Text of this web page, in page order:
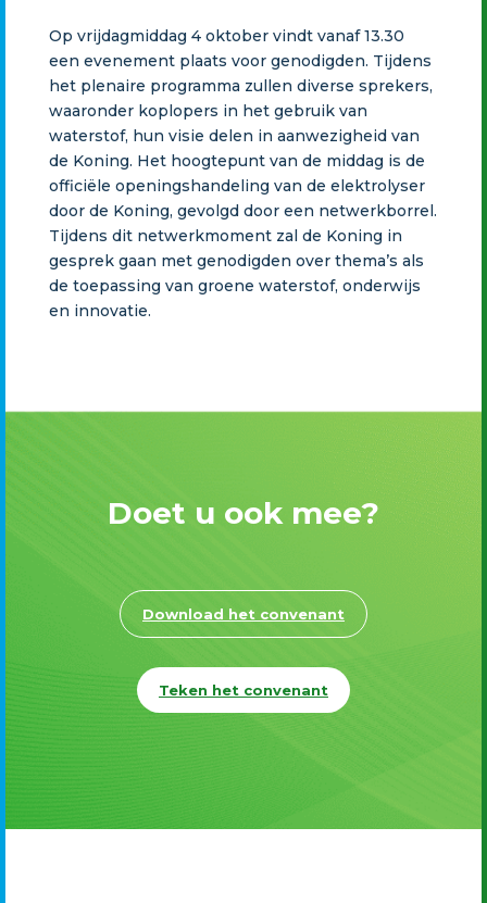
Op vrijdagmiddag 4 oktober vindt vanaf 13.30
een evenement plaats voor genodigden. Tijdens
het plenaire programma zullen diverse sprekers,
waaronder koplopers in het gebruik van
waterstof, hun visie delen in aanwezigheid van
de Koning. Het hoogtepunt van de middag is de
officiële openingshandeling van de elektrolyser
door de Koning, gevolgd door een netwerkborrel.
Tijdens dit netwerkmoment zal de Koning in
gesprek gaan met genodigden over thema’s als
de toepassing van groene waterstof, onderwijs
en innovatie.
Doet u ook mee?
Download het convenant
Teken het convenant